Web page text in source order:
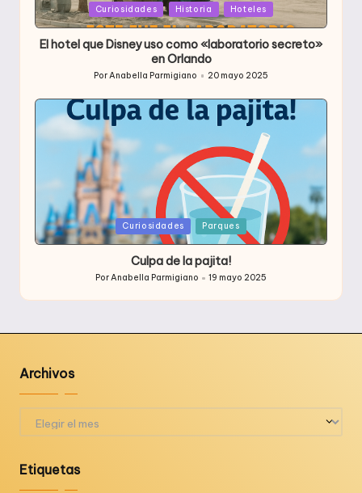
Publicada
en
Curiosidades Historia Hoteles
El hotel que Disney uso como «laboratorio secreto»
en Orlando
Publicado
por
PorAnabella Parmigiano 20 mayo 2025
Publicada
en
Curiosidades Parques
Culpa de la pajita!
por
PorAnabella Parmigiano 19 mayo 2025
Archivos
Etiquetas